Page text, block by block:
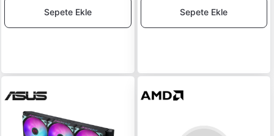
Sepete Ekle Sepete Ekle